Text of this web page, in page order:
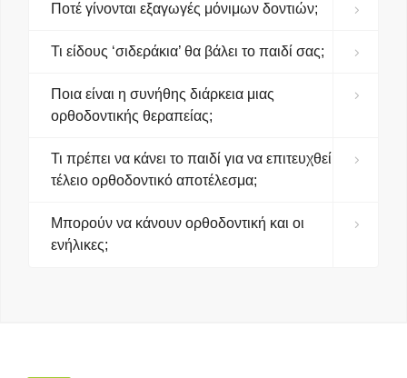
Ποτέ γίνονται εξαγωγές μόνιμων δοντιών;
Τι είδους ‘σιδεράκια’ θα βάλει το παιδί σας;
Ποια είναι η συνήθης διάρκεια μιας
ορθοδοντικής θεραπείας;
Τι πρέπει να κάνει το παιδί για να επιτευχθεί
τέλειο ορθοδοντικό αποτέλεσμα;
Μπορούν να κάνουν ορθοδοντική και οι
ενήλικες;